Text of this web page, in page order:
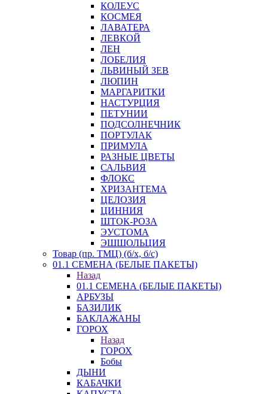
КОЛЕУС
КОСМЕЯ
ЛАВАТЕРА
ЛЕВКОЙ
ЛЕН
ЛОБЕЛИЯ
ЛЬВИНЫЙ ЗЕВ
ЛЮПИН
МАРГАРИТКИ
НАСТУРЦИЯ
ПЕТУНИИ
ПОДСОЛНЕЧНИК
ПОРТУЛАК
ПРИМУЛА
РАЗНЫЕ ЦВЕТЫ
САЛЬВИЯ
ФЛОКС
ХРИЗАНТЕМА
ЦЕЛОЗИЯ
ЦИННИЯ
ШТОК-РОЗА
ЭУСТОМА
ЭШШОЛЬЦИЯ
Товар (пр. ТМЦ) (б/х, б/с)
01.1 СЕМЕНА (БЕЛЫЕ ПАКЕТЫ)
Назад
01.1 СЕМЕНА (БЕЛЫЕ ПАКЕТЫ)
АРБУЗЫ
БАЗИЛИК
БАКЛАЖАНЫ
ГОРОХ
Назад
ГОРОХ
Бобы
ДЫНИ
КАБАЧКИ